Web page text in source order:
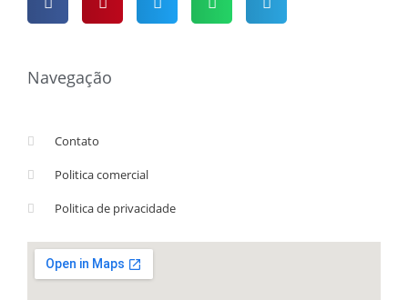
Navegação
Contato
Politica comercial
Politica de privacidade